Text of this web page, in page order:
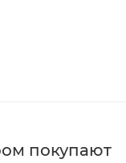
покупают